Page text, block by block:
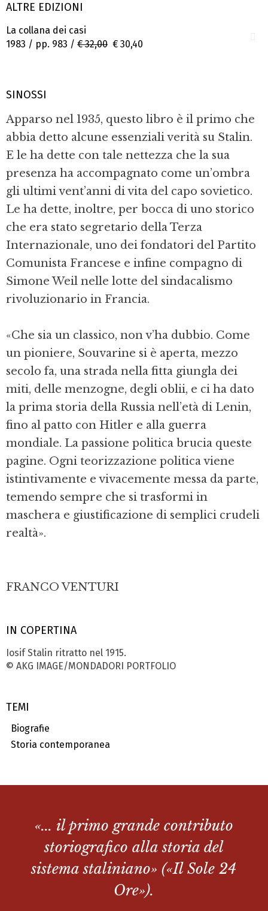
IN COPERTINA
Iosif Stalin ritratto nel 1915.
© AKG IMAGE/MONDADORI PORTFOLIO
TEMI
Biografie
Storia contemporanea
ALTRE EDIZIONI
La collana dei casi
1983 / pp. 983 / € 32,00 € 30,40
SINOSSI
Apparso nel 1935, questo libro è il primo che
abbia detto alcune essenziali verità su Stalin.
E le ha dette con tale nettezza che la sua
presenza ha accompagnato come un’ombra
gli ultimi vent’anni di vita del capo sovietico.
Le ha dette, inoltre, per bocca di uno storico
che era stato segretario della Terza
Internazionale, uno dei fondatori del Partito
Comunista Francese e infine compagno di
Simone Weil nelle lotte del sindacalismo
rivoluzionario in Francia.
«Che sia un classico, non v’ha dubbio. Come
un pioniere, Souvarine si è aperta, mezzo
secolo fa, una strada nella fitta giungla dei
miti, delle menzogne, degli oblii, e ci ha dato
la prima storia della Russia nell’età di Lenin,
fino al patto con Hitler e alla guerra
mondiale. La passione politica brucia queste
pagine. Ogni teorizzazione politica viene
istintivamente e vivacemente messa da parte,
temendo sempre che si trasformi in
maschera e giustificazione di semplici crudeli
realtà».
FRANCO VENTURI
«... il primo grande contributo
storiografico alla storia del
sistema staliniano» («Il Sole 24
Ore»).